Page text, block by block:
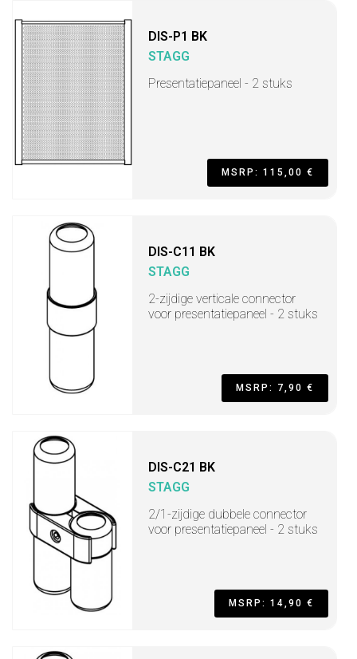
DIS-P1 BK
STAGG
Presentatiepaneel - 2 stuks
MSRP: 115,00 €
DIS-C11 BK
STAGG
2-zijdige verticale connector
voor presentatiepaneel - 2 stuks
MSRP: 7,90 €
DIS-C21 BK
STAGG
2/1-zijdige dubbele connector
voor presentatiepaneel - 2 stuks
MSRP: 14,90 €